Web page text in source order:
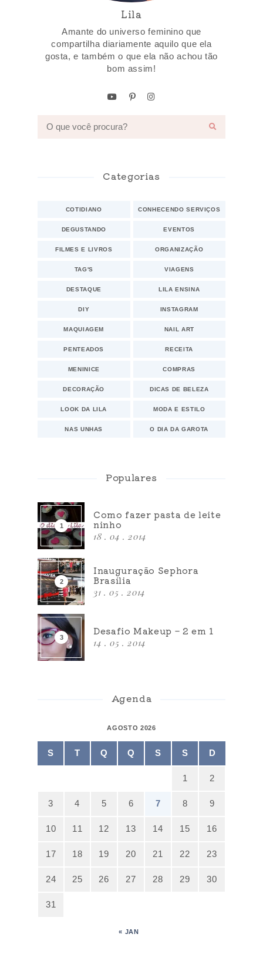
Lila
Amante do universo feminino que
compartilha diariamente aquilo que ela
gosta, e também o que ela não achou tão
bom assim!
Categorias
COTIDIANO CONHECENDO SERVIÇOS
DEGUSTANDO EVENTOS
FILMES E LIVROS ORGANIZAÇÃO
TAG'S VIAGENS
DESTAQUE LILA ENSINA
DIY INSTAGRAM
MAQUIAGEM NAIL ART
PENTEADOS RECEITA
MENINICE COMPRAS
DECORAÇÃO DICAS DE BELEZA
LOOK DA LILA MODA E ESTILO
NAS UNHAS O DIA DA GAROTA
Populares
Como fazer pasta de leite
ninho
18 . 04 . 2014
Inauguração Sephora
Brasília
31 . 05 . 2014
Desafio Makeup – 2 em 1
14 . 05 . 2014
Agenda
AGOSTO 2026
S T Q Q S S D
1 2
3 4 5 6 7 8 9
10 11 12 13 14 15 16
17 18 19 20 21 22 23
24 25 26 27 28 29 30
31
« JAN